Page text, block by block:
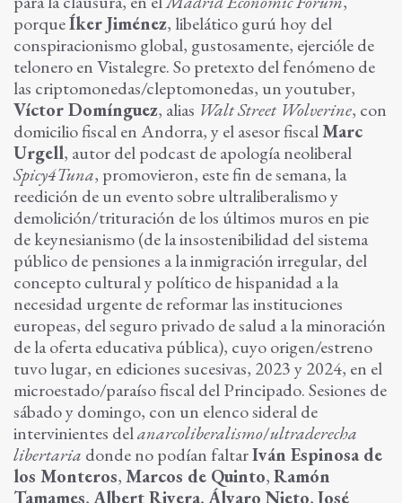
porqueÍker Jiménez, libelático gurú hoy del
conspiracionismo global, gustosamente, ejercióle de
telonero en Vistalegre. So pretexto del fenómeno de
las criptomonedas/cleptomonedas, un youtuber,
Víctor Domínguez, alias Walt Street Wolverine, con
domicilio fiscal en Andorra, y el asesor fiscalMarc
Urgell, autor del podcast de apología neoliberal
Spicy4Tuna, promovieron, este fin de semana, la
reedición de un evento sobre ultraliberalismo y
demolición/trituración de los últimos muros en pie
de keynesianismo (de la insostenibilidad del sistema
público de pensiones a la inmigración irregular, del
concepto cultural y político de hispanidad a la
necesidad urgente de reformar las instituciones
europeas, del seguro privado de salud a la minoración
de la oferta educativa pública), cuyo origen/estreno
tuvo lugar, en ediciones sucesivas, 2023 y 2024, en el
microestado/paraíso fiscal del Principado. Sesiones de
sábado y domingo, con un elenco sideral de
intervinientes delanarcoliberalismo/ultraderecha
libertaria donde no podían faltarIván Espinosa de
los Monteros,Marcos de Quinto,Ramón
Tamames,Albert Rivera,Álvaro Nieto,José